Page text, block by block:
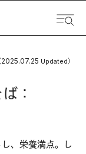
2025.07.25 Updated）
：
、栄養満点。し